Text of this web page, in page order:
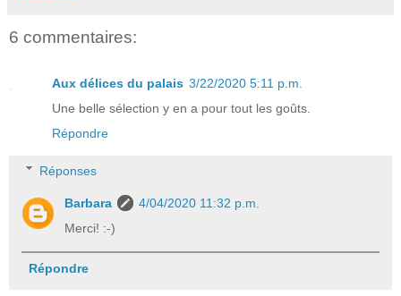
6 commentaires:
Aux délices du palais 3/22/2020 5:11 p.m.
Une belle sélection y en a pour tout les goûts.
Répondre
Réponses
Barbara
4/04/2020 11:32 p.m.
Merci! :-)
Répondre